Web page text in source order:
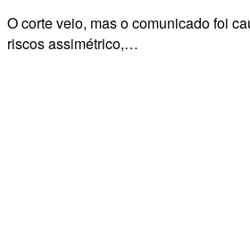
O corte veio, mas o comunicado foi
riscos assimétrico,…